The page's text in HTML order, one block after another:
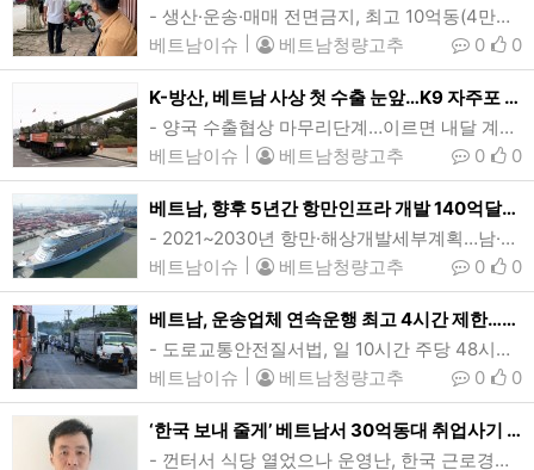
- 생산·운송·매매 전면금지, 최고 10억동(4만달러) 또는 징역…흡연 처벌규정 부재- 보건부, 시행령 개정안 초안…추가적발시 과태료 2배 누진적 제재하노이의 한 거리에서 전자담배를 피우고있는 시민. 올들어 베트남이 전자담배(가열담배 포함) 생산과 운송, 매매, 사용 등을 전면금지한 가운데 전자담배 사용자에게 100만~200만동(39~79달러)의 과태료를 부과하는 방안을 추진하고 있다. (사진=VnExpress/Khue Lam)[인사이드비나=하노이, 이승윤 기자] 올들어 베트남이 전자담배(가열담배 포함) …
베트남이슈
베트남청량고추 0
0
K-방산, 베트남 사상 첫 수출 눈앞…K9 자주포 20문, 3억달러 규모
- 양국 수출협상 마무리단계…이르면 내달 계약- 향후 방산제품 수출 확대 기대한화에어로스페이스의 K9자주포 베트남 수출협상이 마무리단계로, 이르면 내달 계약을 체결할 것으로 알려졌다. K-방산의 베트남 및 공산주의 국가 수출은 사상 처음이며, K9 자주포의 동남아 수출도 처음이다. (사진=한화에어로스페이스)[인사이드비나=문동원 기자] 한화에어로스페이스의 K9 자주포가 베트남 수출을 눈앞에 두고 있다. K-방산의 베트남 및 공산주의 국가 수출은 사상 처음이며, K9 자주포의 동남아 첫 수출이기도 하다. 20일 방산업…
베트남이슈
베트남청량고추 0
0
베트남, 향후 5년간 항만인프라 개발 140억달러 투자…부총리 승인
- 2021~2030년 항만·해상개발세부계획…남·북부 주요항만 우선 투자계획바리아붕따우성의 떤깡-까이멥항에 정박중인 크루즈 스펙트럼오브더시호(Spectrum of the Seas). 베트남이 향후 5년간 전국 항만 및 해상인프라 확충에 351.5조동(138억7460만여달러) 규모 투자를 단행할 계획이다. (사진=VnExpress/Dang Khoa)[인사이드비나=하노이, 떤 풍(Tan phung) 기자] 베트남이 향후 5년간 전국 항만 및 해상인프라 확충에 351조5000억동(138억7460만여달러) 규모 투자를 단행할 계획…
베트남이슈
베트남청량고추 0
0
베트남, 운송업체 연속운행 최고 4시간 제한…업계 불만 쏟아져
- 도로교통안전질서법, 일 10시간 주당 48시간…대도시 인력난에 운영난 ‘이중고’- 협회, 주당 60시간·고속도로휴게소 확대 등 규정전반 완화 촉구호치민시 깟라이항 차량검사소 일대에서 대기중인 화물차들. 베트남에서 올해부터 운송회사 소속 운전자의 연속 운행시간이 최대 4시간으로 제한된 가운데 운송업계는 이같은 조치가 실제 교통상황을 고려치 않은 탁상행정이라고 강력 비판하고 있다.(사진=VnExpress/Thanh Tung)[인사이드비나=호치민, 투 탄(Thu thanh) 기자] 베트남에서 올해부터 운송회…
베트남이슈
베트남청량고추 0
0
‘한국 보내 줄게’ 베트남서 30억동대 취업사기 현지남성 체포
- 껀터서 식당 열었으나 운영난, 한국 근로경험으로 범행…피해자 31명해외 취업사기 혐의로 붙잡힌 30대 남성 X씨의 머그샷. X씨는 베트남에서 한국으로 해외취업을 시켜주겠다며 현지인 수십명에게 돈을 건네 받은 뒤 약속을 지키지 않은 취업사기로 공안당국에 적발됐다. (사진=껀터시 공안국)[인사이드비나=호치민, 응웬 늇(Nguyen nhut) 기자] 베트남에서 한국으로 해외취업을 시켜주겠다며 현지인 수십명에게 돈을 건네 받은 뒤 약속을 지키지 않은 30대 현지 남성 X씨가 공안당국에 적발됐다.메콩델타 껀터시(Can Tho) …